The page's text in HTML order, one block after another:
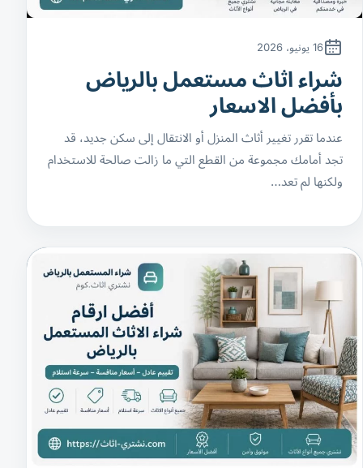
16 يونيو، 2026
شراء اثاث مستعمل بالرياض
بأفضل الاسعار
عندما تقرر تغيير أثاث المنزل أو الانتقال إلى سكن جديد، قد
تجد أمامك مجموعة من القطع التي ما زالت صالحة للاستخدام
ولكنها لم تعد…